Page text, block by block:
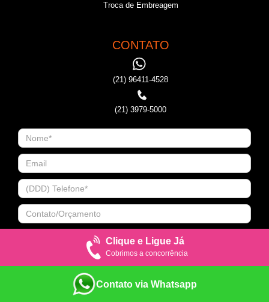
Troca de Embreagem
CONTATO
(21) 96411-4528
(21) 3979-5000
Clique e Ligue Já
Cobrimos a concorrência
Contato via Whatsapp